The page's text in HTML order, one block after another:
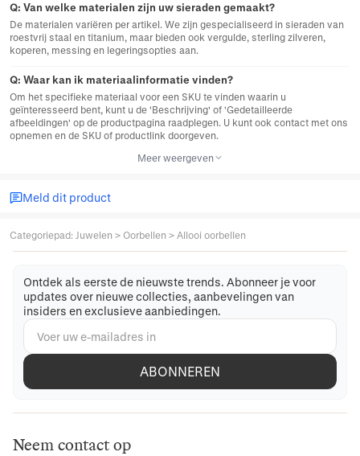
Q: Van welke materialen zijn uw sieraden gemaakt?
De materialen variëren per artikel. We zijn gespecialiseerd in sieraden van
roestvrij staal en titanium, maar bieden ook vergulde, sterling zilveren,
koperen, messing en legeringsopties aan.
Q: Waar kan ik materiaalinformatie vinden?
Om het specifieke materiaal voor een SKU te vinden waarin u
geïnteresseerd bent, kunt u de 'Beschrijving' of 'Gedetailleerde
afbeeldingen' op de productpagina raadplegen. U kunt ook contact met ons
opnemen en de SKU of productlink doorgeven.
Meer weergeven
Meld dit product
Categoriepad: Juwelen > Oorbellen > Allooi oorbellen
Ontdek als eerste de nieuwste trends. Abonneer je voor
updates over nieuwe collecties, aanbevelingen van
insiders en exclusieve aanbiedingen.
ABONNEREN
Neem contact op